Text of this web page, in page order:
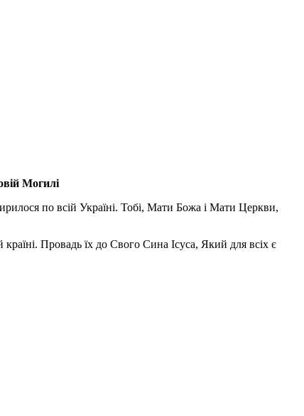
Могилі
по всій Україні. Тобі, Мати Божа і Мати Церкви,
Провадь їх до Свого Сина Ісуса, Який для всіх є